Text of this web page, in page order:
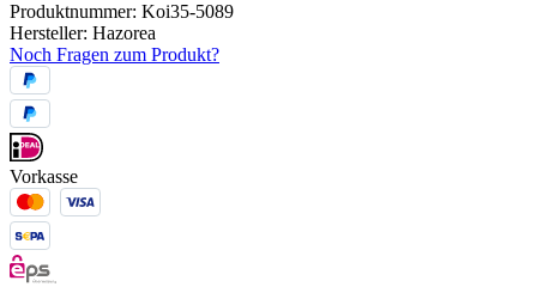
Produktnummer: Koi35-5089
Hersteller: Hazorea
Noch Fragen zum Produkt?
Vorkasse